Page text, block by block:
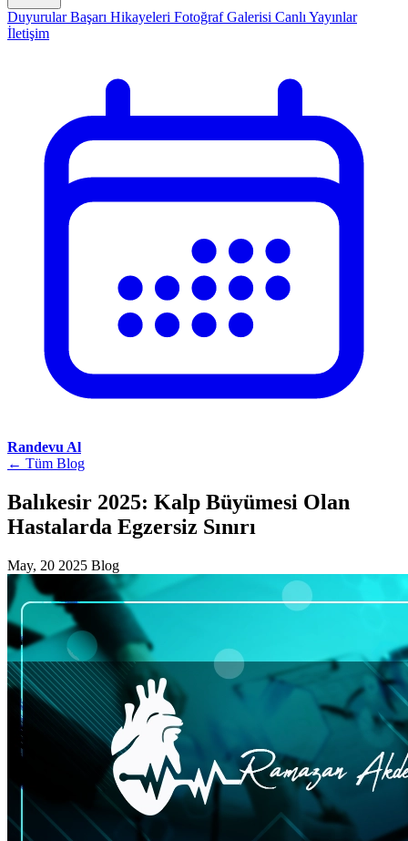
DuyurularBaşarı Hikayeleri Fotoğraf Galerisi Canlı Yayınlar
İletişim
Randevu Al
← Tüm Blog
Balıkesir 2025: Kalp Büyümesi Olan
Hastalarda Egzersiz Sınırı
May, 20 2025 Blog